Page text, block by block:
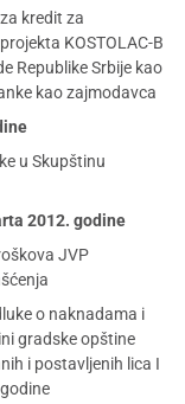
kredit za
KOSTOLAC-B
Republike Srbije kao
kao zajmodavca
u Skupštinu
2012. godine
JVP
o naknadama i
gradske opštine
i postavljenih lica I